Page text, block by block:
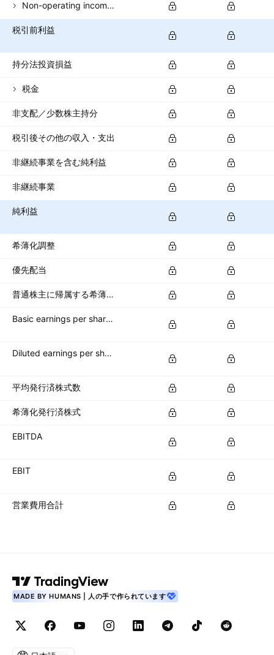
Non-operating income (total)
税引前利益
持分法投資損益
税金
非支配／少数株主持分
税引後その他の収入・支出
非継続事業を含む純利益
非継続事業
純利益
希薄化調整
優先配当
普通株主に帰属する希薄化純利益
Basic earnings per share (basic EPS)
Diluted earnings per share (diluted EPS)
平均発行済株式数
希薄化発行済株式
EBITDA
EBIT
営業費用合計
MADE BY HUMANS | 人の手で作られています